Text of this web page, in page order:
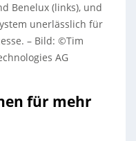
Benelux (links), und
unerlässlich für
– Bild: ©Tim
AG
für mehr